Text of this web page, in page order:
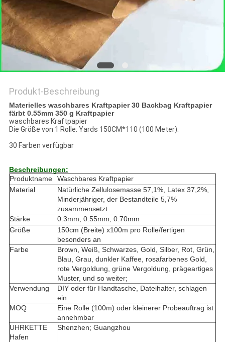
Produkt-Beschreibung
Materielles waschbares Kraftpapier 30 Backbag Kraftpapier
färbt 0.55mm 350 g Kraftpapier
waschbares Kraftpapier
Die Größe von 1 Rolle: Yards 150CM*110 (100 Meter).
30 Farben verfügbar
Beschreibungen:
Produktname
Waschbares Kraftpapier
Material
Natürliche Zellulosemasse 57,1%, Latex 37,2%,
Minderjähriger, der Bestandteile 5,7%
zusammensetzt
Stärke
0.3mm, 0.55mm, 0.70mm
Größe
150cm (Breite) x100m pro Rolle/fertigen
besonders an
Farbe
Brown, Weiß, Schwarzes, Gold, Silber, Rot, Grün,
Blau, Grau, dunkler Kaffee, rosafarbenes Gold,
rote Vergoldung, grüne Vergoldung, prägeartiges
Muster, und so weiter;
Verwendung
DIY oder für Handtasche, Dateihalter, schlagen
ein
MOQ
Eine Rolle (100m) oder kleinerer Probeauftrag ist
annehmbar
UHRKETTE
Hafen
Shenzhen; Guangzhou